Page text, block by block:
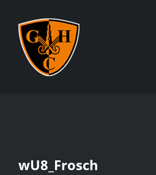
Inhalt
springen
wU8_Frosch